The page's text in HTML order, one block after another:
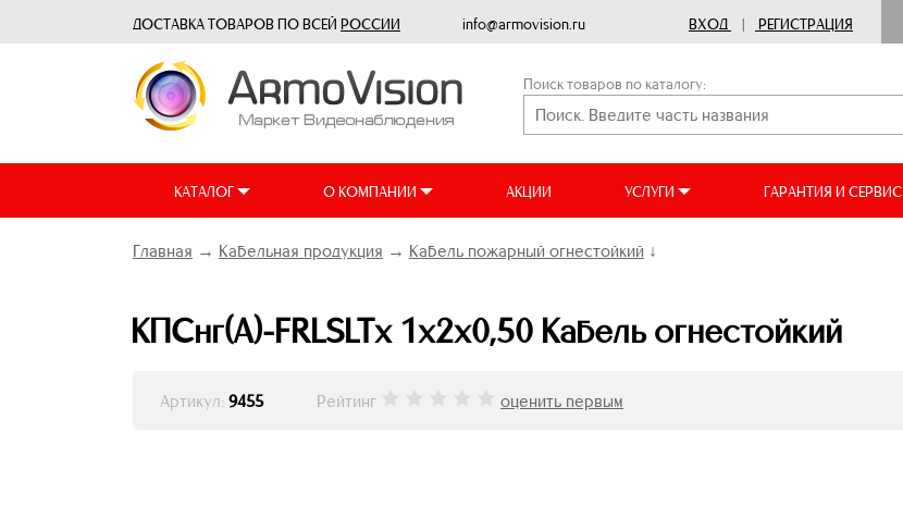
ДОСТАВКА ТОВАРОВ ПО ВСЕЙ РОССИИ info@armovision.ru ВХОД | РЕГИСТРАЦИЯ
Поиск товаров по каталогу:
КАТАЛОГ О КОМПАНИИ АКЦИИ УСЛУГИ ГАРАНТИЯ И СЕРВИС
Главная → Кабельная продукция → Кабель пожарный огнестойкий ↓
КПСнг(А)-FRLSLTx 1х2х0,50 Кабель огнестойкий
Артикул: 9455 Рейтинг оценить первым